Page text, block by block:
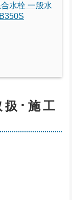
水栓 一般水
･施工